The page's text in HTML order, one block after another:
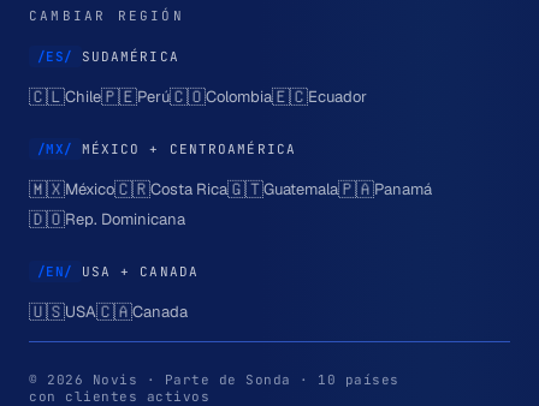
CAMBIAR REGIÓN
/ES/ SUDAMÉRICA
🇨🇱Chile🇵🇪Perú🇨🇴Colombia🇪🇨Ecuador
/MX/ MÉXICO + CENTROAMÉRICA
🇲🇽México🇨🇷Costa Rica🇬🇹Guatemala🇵🇦Panamá
🇩🇴Rep. Dominicana
/EN/ USA + CANADA
🇺🇸USA🇨🇦Canada
© 2026 Novis · Parte de Sonda · 10 países
con clientes activos